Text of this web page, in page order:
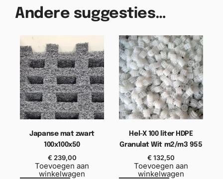
Andere suggesties…
Japanse mat zwart
100x100x50
€ 239,00
Toevoegen aan
winkelwagen
Hel-X 100 liter HDPE
Granulat Wit m2/m3 955
€ 132,50
Toevoegen aan
winkelwagen